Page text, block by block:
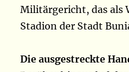
Militärgericht, das als
Stadion der Stadt
Die ausgestreckte